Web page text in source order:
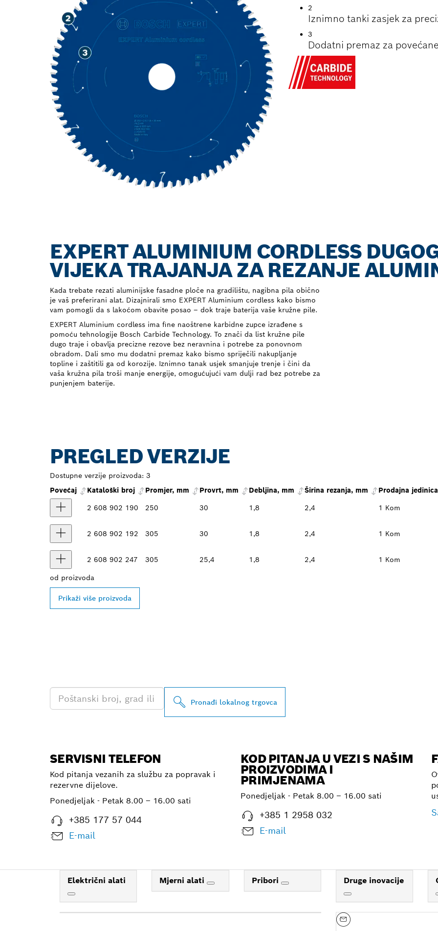
2
Iznimno tanki zasjek za
3
Dodatni premaz za
EXPERT ALUMINIUM CORDLESS
VIJEKA TRAJANJA ZA REZANJE
Kada trebate rezati aluminijske fasadne ploče na gradilištu, nagibna pila obično
je vaš preferirani alat. Dizajnirali smo EXPERT Aluminium cordless kako bismo
vam pomogli da s lakoćom obavite posao – dok traje baterija vaše kružne pile.
EXPERT Aluminium cordless ima fine naoštrene karbidne zupce izrađene s
pomoću tehnologije Bosch Carbide Technology. To znači da list kružne pile
dugo traje i obavlja precizne rezove bez neravnina i potrebe za ponovnom
obradom. Dali smo mu dodatni premaz kako bismo spriječili nakupljanje
topline i zaštitili ga od korozije. Iznimno tanak usjek smanjuje trenje i čini da
vaša kružna pila troši manje energije, omogućujući vam dulji rad bez potrebe za
punjenjem baterije.
PREGLED VERZIJE
Dostupne verzije proizvoda: 3
Povećaj
Kataloški broj Promjer, mm Provrt, mm Debljina, mm Širina rezanja, mm Prodajna jedinica
2 608 902 190
250 30 1,8 2,4 1 Kom
2 608 902 192 305 30 1,8 2,4 1 Kom
2 608 902 247 305 25,4 1,8 2,4 1 Kom
od proizvoda
Prikaži više proizvoda
Pronađi lokalnog trgovca
SERVISNI TELEFON
Kod pitanja vezanih za službu za popravak i
rezervne dijelove.
Ponedjeljak - Petak 8.00 – 16.00 sati
+385 177 57 044
E-mail
KOD PITANJA U VEZI S NAŠIM
PROIZVODIMA I
PRIMJENAMA
Ponedjeljak - Petak 8.00 – 16.00 sati
+385 1 2958 032
E-mail
Električni alati Mjerni alati Pribori Druge inovacije